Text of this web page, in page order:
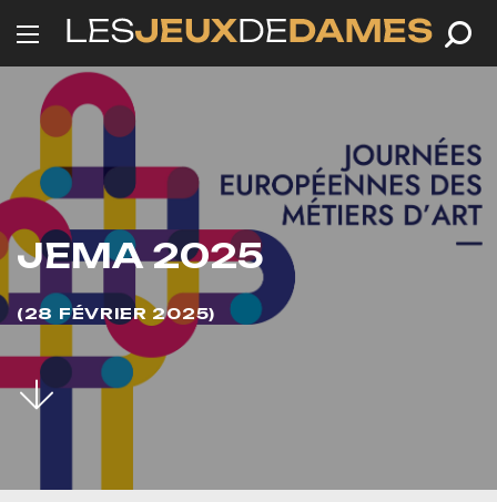
JEMA 2025
28 FÉVRIER 2025